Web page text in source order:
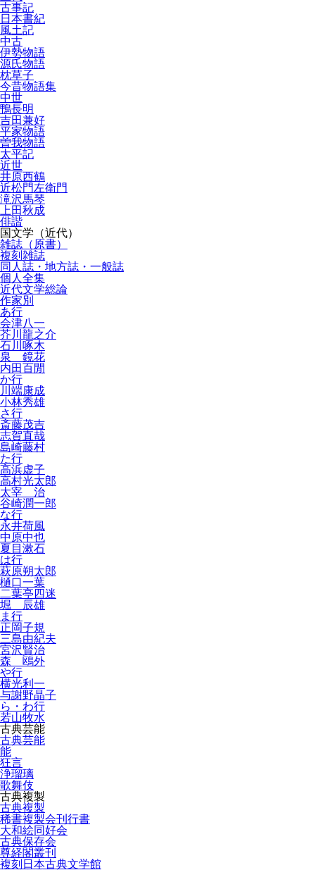
古事記
日本書紀
風土記
中古
伊勢物語
源氏物語
枕草子
今昔物語集
中世
鴨長明
吉田兼好
平家物語
曽我物語
太平記
近世
井原西鶴
近松門左衛門
滝沢馬琴
上田秋成
俳諧
国文学（近代）
雑誌（原書）
複刻雑誌
同人誌・地方誌・一般誌
個人全集
近代文学総論
作家別
あ行
会津八一
芥川龍之介
石川啄木
泉 鏡花
内田百閒
か行
川端康成
小林秀雄
さ行
斎藤茂吉
志賀直哉
島崎藤村
た行
高浜虚子
高村光太郎
太宰 治
谷崎潤一郎
な行
永井荷風
中原中也
夏目漱石
は行
萩原朔太郎
樋口一葉
二葉亭四迷
堀 辰雄
ま行
正岡子規
三島由紀夫
宮沢賢治
森 鴎外
や行
横光利一
与謝野晶子
ら・わ行
若山牧水
古典芸能
古典芸能
能
狂言
浄瑠璃
歌舞伎
古典複製
古典複製
稀書複製会刊行書
大和絵同好会
古典保存会
尊経閣叢刊
複刻日本古典文学館